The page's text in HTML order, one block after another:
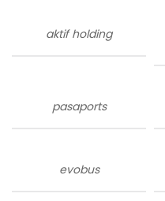
aktif holding
pasaports
evobus